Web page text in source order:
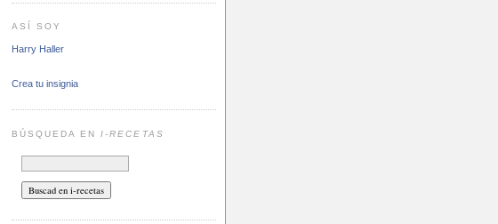
ASÍ SOY
Harry Haller
Crea tu insignia
BÚSQUEDA ENI-RECETAS